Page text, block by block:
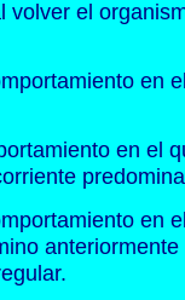
volver el
en
en el
en